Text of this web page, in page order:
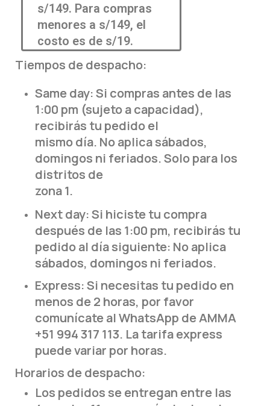
s/149. Para compras
menores a s/149, el
costo es de s/19.
Tiempos de despacho:
Same day: Si compras antes de las
1:00 pm (sujeto a capacidad),
recibirás tu pedido el
mismo día. No aplica sábados,
domingos ni feriados. Solo para los
distritos de
zona 1.
Next day: Si hiciste tu compra
después de las 1:00 pm, recibirás tu
pedido al día siguiente: No aplica
sábados, domingos ni feriados.
Express: Si necesitas tu pedido en
menos de 2 horas, por favor
comunícate al WhatsApp de AMMA
+51 994 317 113. La tarifa express
puede variar por horas.
Horarios de despacho:
Los pedidos se entregan entre las